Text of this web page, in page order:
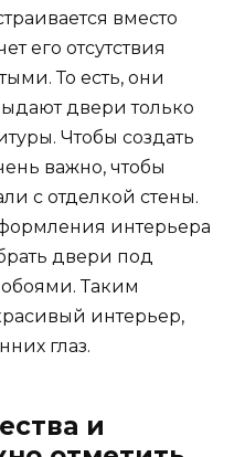
вместо
его отсутствия
То есть, они
двери только
Чтобы создать
важно, чтобы
с отделкой стены.
интерьера
двери под
Таким
интерьер,
глаз.
и